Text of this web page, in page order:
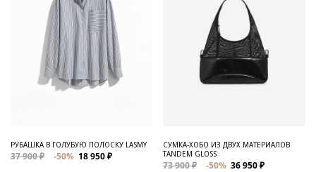
РУБАШКА В ГОЛУБУЮ ПОЛОСКУ LASMY
37 900 ₽ -50% 18 950 ₽
СУМКА-ХОБО ИЗ ДВУХ МАТЕРИАЛОВ
TANDEM GLOSS
73 900 ₽ -50% 36 950 ₽